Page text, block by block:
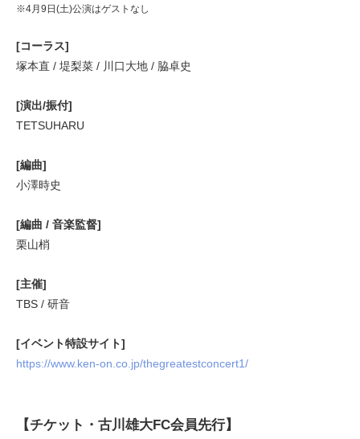
※4月9日(土)公演はゲストなし
[コーラス]
塚本直 / 堤梨菜 / 川口大地 / 脇卓史
[演出/振付]
TETSUHARU
[編曲]
小澤時史
[編曲 / 音楽監督]
栗山梢
[主催]
TBS / 研音
[イベント特設サイト]
https://www.ken-on.co.jp/thegreatestconcert1/
【チケット・古川雄大FC会員先行】